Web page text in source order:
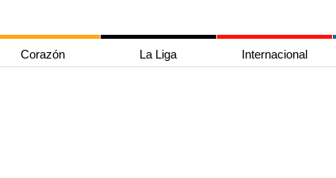
Corazón La Liga Internacional